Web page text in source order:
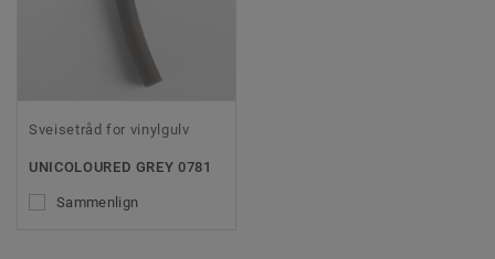
Sveisetråd for vinylgulv
UNICOLOURED GREY 0781
Sammenlign